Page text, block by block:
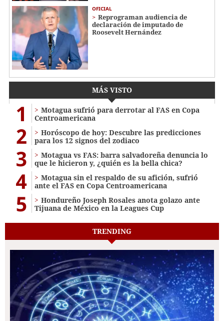
OFICIAL
Reprograman audiencia de
declaración de imputado de
Roosevelt Hernández
MÁS VISTO
1
Motagua sufrió para derrotar al FAS en Copa
Centroamericana
2
Horóscopo de hoy: Descubre las predicciones
para los 12 signos del zodiaco
3
Motagua vs FAS: barra salvadoreña denuncia lo
que le hicieron y, ¿quién es la bella chica?
4
Motagua sin el respaldo de su afición, sufrió
ante el FAS en Copa Centroamericana
5
Hondureño Joseph Rosales anota golazo ante
Tijuana de México en la Leagues Cup
TRENDING